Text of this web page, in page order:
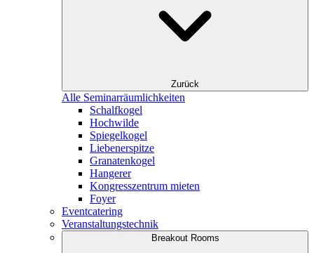
Zurück
Alle Seminarräumlichkeiten
Schalfkogel
Hochwilde
Spiegelkogel
Liebenerspitze
Granatenkogel
Hangerer
Kongresszentrum mieten
Foyer
Eventcatering
Veranstaltungstechnik
Breakout Rooms